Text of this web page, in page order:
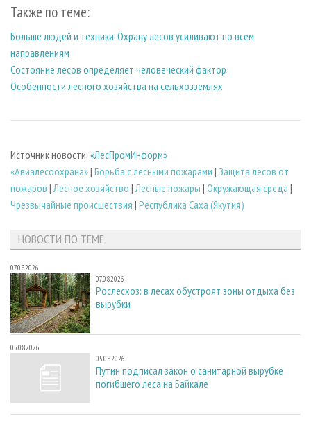
Также по теме:
Больше людей и техники. Охрану лесов усиливают по всем
направлениям
Состояние лесов определяет человеческий фактор
Особенности лесного хозяйства на сельхозземлях
Источник новости: «ЛесПромИнформ»
«Авиалесоохрана»| Борьба с лесными пожарами | Защита лесов от
пожаров | Лесное хозяйство | Лесные пожары | Окружающая среда |
Чрезвычайные происшествия | Республика Саха (Якутия)
НОВОСТИ ПО ТЕМЕ
07.08.2026
07.08.2026
Рослесхоз: в лесах обустроят зоны отдыха без
вырубки
05.08.2026
05.08.2026
Путин подписал закон о санитарной вырубке
погибшего леса на Байкале